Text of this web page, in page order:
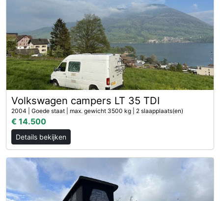
Volkswagen campers LT 35 TDI
2004 | Goede staat | max. gewicht 3500 kg | 2 slaapplaats(en)
€ 14.500
Details bekijken